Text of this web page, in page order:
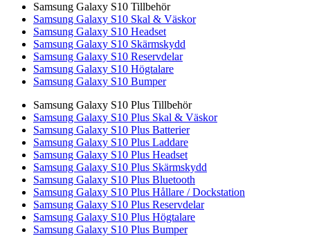
Samsung Galaxy S10 Tillbehör
Samsung Galaxy S10 Skal & Väskor
Samsung Galaxy S10 Headset
Samsung Galaxy S10 Skärmskydd
Samsung Galaxy S10 Reservdelar
Samsung Galaxy S10 Högtalare
Samsung Galaxy S10 Bumper
Samsung Galaxy S10 Plus Tillbehör
Samsung Galaxy S10 Plus Skal & Väskor
Samsung Galaxy S10 Plus Batterier
Samsung Galaxy S10 Plus Laddare
Samsung Galaxy S10 Plus Headset
Samsung Galaxy S10 Plus Skärmskydd
Samsung Galaxy S10 Plus Bluetooth
Samsung Galaxy S10 Plus Hållare / Dockstation
Samsung Galaxy S10 Plus Reservdelar
Samsung Galaxy S10 Plus Högtalare
Samsung Galaxy S10 Plus Bumper